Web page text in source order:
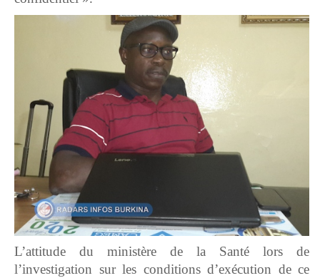
L’attitude du ministère de la Santé lors de
l’investigation sur les conditions d’exécution de ce